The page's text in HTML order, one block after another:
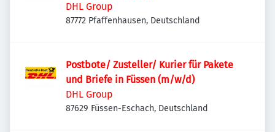
DHL Group
87772 Pfaffenhausen, Deutschland
Postbote/ Zusteller/ Kurier für Pakete
und Briefe in Füssen (m/w/d)
DHL Group
87629 Füssen-Eschach, Deutschland